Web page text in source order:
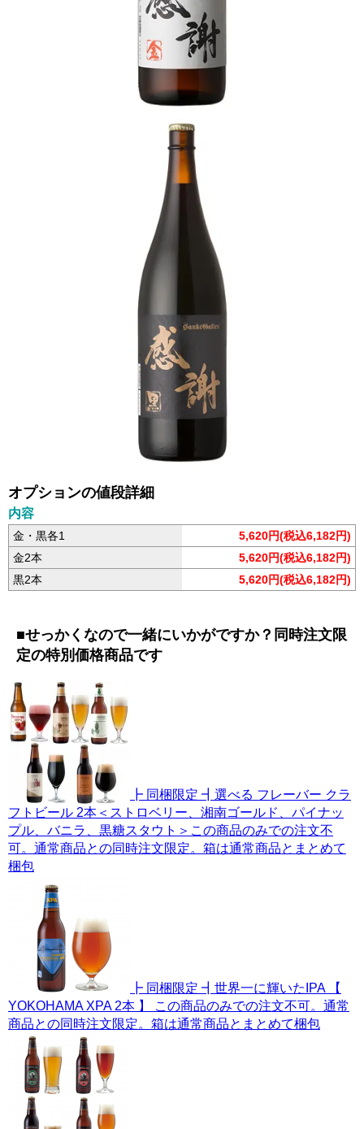
オプションの値段詳細
内容
金・黒各1
5,620円(税込6,182円)
金2本
5,620円(税込6,182円)
黒2本
5,620円(税込6,182円)
■せっかくなので一緒にいかがですか？同時注文限
定の特別価格商品です
┣ 同梱限定 ┫選べる フレーバー クラ
フトビール 2本＜ストロベリー、湘南ゴールド、パイナッ
プル、バニラ、黒糖スタウト＞この商品のみでの注文不
可。通常商品との同時注文限定。箱は通常商品とまとめて
梱包
┣ 同梱限定 ┫世界一に輝いたIPA 【
YOKOHAMA XPA 2本 】 この商品のみでの注文不可。通常
商品との同時注文限定。箱は通常商品とまとめて梱包